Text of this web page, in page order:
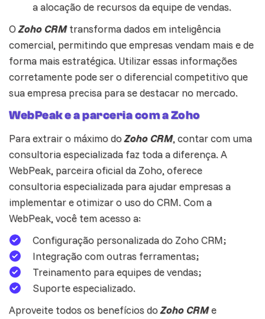
a alocação de recursos da equipe de vendas.
OZoho CRMtransforma dados em inteligência
comercial, permitindo que empresas vendam mais e de
forma mais estratégica. Utilizar essas informações
corretamente pode ser o diferencial competitivo que
sua empresa precisa para se destacar no mercado.
WebPeak e a parceria com a Zoho
Para extrair o máximo doZoho CRM, contar com uma
consultoria especializada faz toda a diferença. A
WebPeak, parceira oficial da Zoho, oferece
consultoria especializada para ajudar empresas a
implementar e otimizar o uso do CRM. Com a
WebPeak, você tem acesso a:
Configuração personalizada do Zoho CRM;
Integração com outras ferramentas;
Treinamento para equipes de vendas;
Suporte especializado.
Aproveite todos os benefícios doZoho CRMe